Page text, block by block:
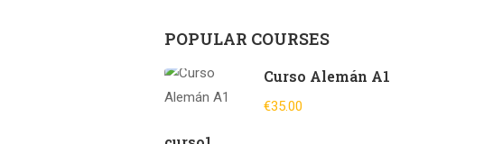
POPULAR COURSES
Curso Alemán A1
€35.00